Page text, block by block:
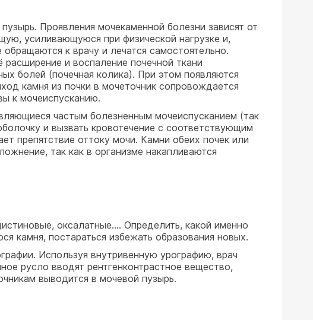
Проявления мочекаменной болезни зависят от
усиливающуюся при физической нагрузке и,
к врачу и лечатся самостоятельно.
и воспаление почечной ткани
болей (почечная колика). При этом появляются
камня из почки в мочеточник сопровождается
к мочеиспусканию.
частым болезненным мочеиспусканием (так
и вызвать кровотечение с соответствующим
препятствие оттоку мочи. Камни обеих почек или
так как в организме накапливаются
оксалатные…. Определить, какой именно
камня, постараться избежать образования новых.
Используя внутривенную урографию, врач
русло вводят рентгенконтрастное вещество,
выводится в мочевой пузырь.